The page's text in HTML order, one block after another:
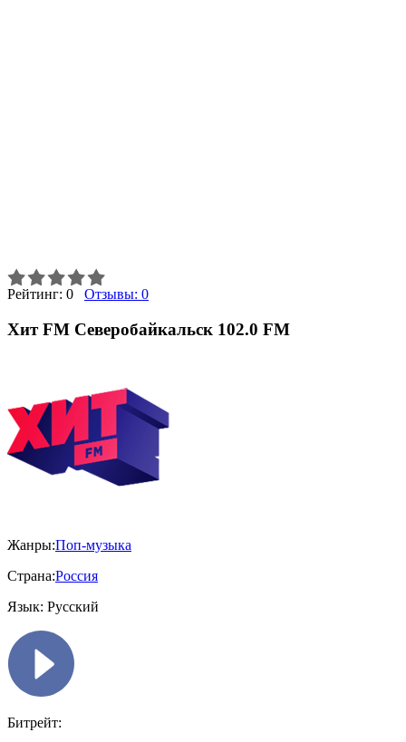
Рейтинг: 0 Отзывы: 0
Хит FM Северобайкальск 102.0 FM
Жанры:Поп-музыка
Страна:Россия
Язык: Русский
Битрейт: